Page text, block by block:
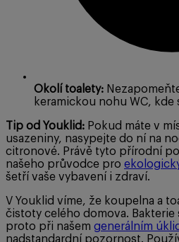
Okolí toalety:
keramickou nohu WC, kde
Tip od Youklid: Pokud máte v
usazeniny, nasypejte do ní na
citronové. Právě tyto přírodní
našeho průvodce pro
šetří vaše vybavení i zdraví.
V Youklid víme, že koupelna a
čistoty celého domova. Bakterie
proto při našem generálním
nadstandardní pozornost.